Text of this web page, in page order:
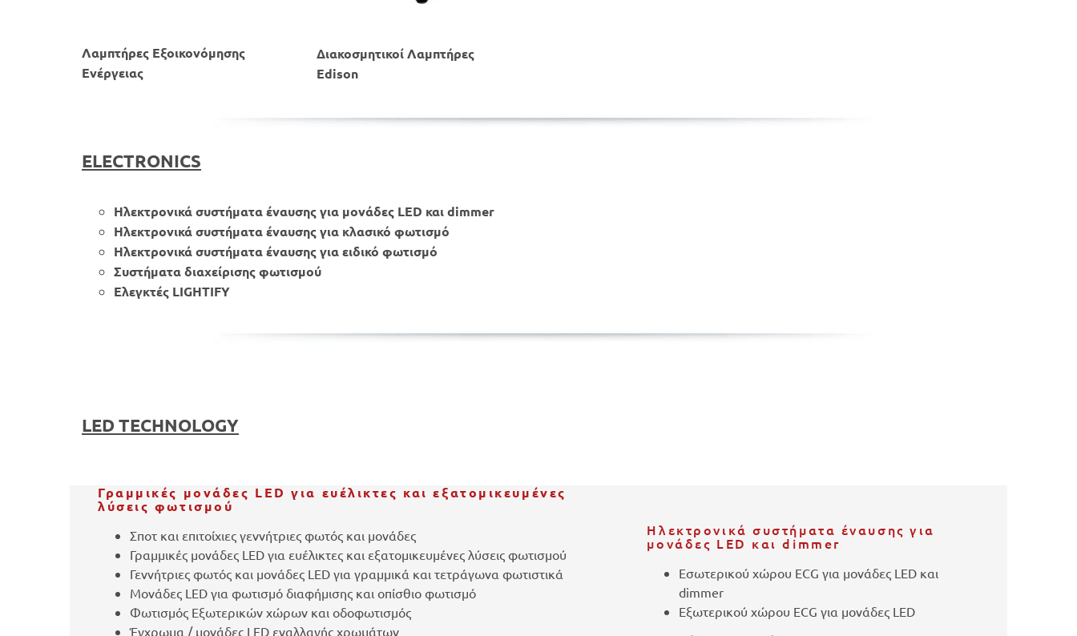
Λαμπτήρες Εξοικονόμησης
Ενέργειας
​Διακοσμητικοί Λαμπτήρες
Edison
​ELECTRONICS
Ηλεκτρονικά συστήματα έναυσης για μονάδες LED και dimmer
Ηλεκτρονικά συστήματα έναυσης για κλασικό φωτισμό
Ηλεκτρονικά συστήματα έναυσης για ειδικό φωτισμό
Συστήματα διαχείρισης φωτισμού
Ελεγκτές LIGHTIFY
​LED TECHNOLOGY
Γραμμικές μονάδες LED για ευέλικτες και εξατομικευμένες
λύσεις φωτισμού
Σποτ και επιτοίχιες γεννήτριες φωτός και μονάδες
Γραμμικές μονάδες LED για ευέλικτες και εξατομικευμένες λύσεις φωτισμού
Γεννήτριες φωτός και μονάδες LED για γραμμικά και τετράγωνα φωτιστικά
Μονάδες LED για φωτισμό διαφήμισης και οπίσθιο φωτισμό
Φωτισμός Εξωτερικών χώρων και οδοφωτισμός
Έγχρωμα / μονάδες LED εναλλαγής χρωμάτων
Ηλεκτρονικά συστήματα έναυσης για
μονάδες LED και dimmer
Εσωτερικού χώρου ECG για μονάδες LED και
dimmer
Εξωτερικού χώρου ECG για μονάδες LED